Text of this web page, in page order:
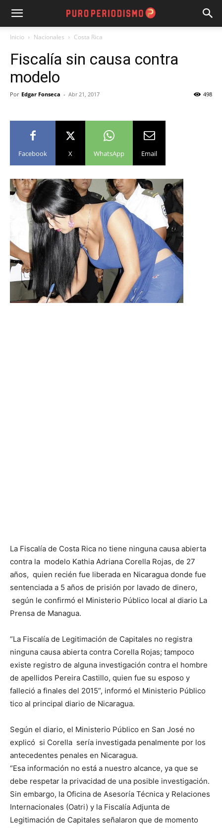
Inicio Nacionales Costa Rica
Fiscalía sin causa contra
modelo
Por Edgar Fonseca - Abr 21, 2017 498
Facebook X WhatsApp Email
La Fiscalía de Costa Rica no tiene ninguna causa abierta
contra la modelo Kathia Adriana Corella Rojas, de 27
años, quien recién fue liberada en Nicaragua donde fue
sentenciada a 5 años de prisión por lavado de dinero,
según le confirmó el Ministerio Público local al diario La
Prensa de Managua.
“La Fiscalía de Legitimación de Capitales no registra
ninguna causa abierta contra Corella Rojas; tampoco
existe registro de alguna investigación contra el hombre
de apellidos Pereira Castillo, quien fue su esposo y
falleció a finales del 2015”, informó el Ministerio Público
tico al principal diario de Nicaragua.
Según el diario, el Ministerio Público en San José no
explicó si Corella sería investigada penalmente por los
antecedentes penales en Nicaragua.
“Esa información no está a nuestro alcance, ya que se
debe respetar la privacidad de una posible investigación.
Sin embargo, la Oficina de Asesoría Técnica y Relaciones
Internacionales (Oatri) y la Fiscalía Adjunta de
Legitimación de Capitales señalaron que de momento